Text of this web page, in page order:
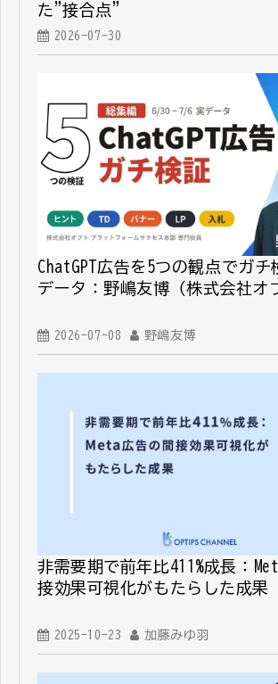
た"接合点"
2026-07-30
ChatGPT広告を5つの観点でガチ
データ：野嶋友博（株式会社オ
2026-07-08 野嶋友博
非需要期で前年比411%成長：
接効果可視化がもたらした成果
2025-10-23 加藤みゆ羽